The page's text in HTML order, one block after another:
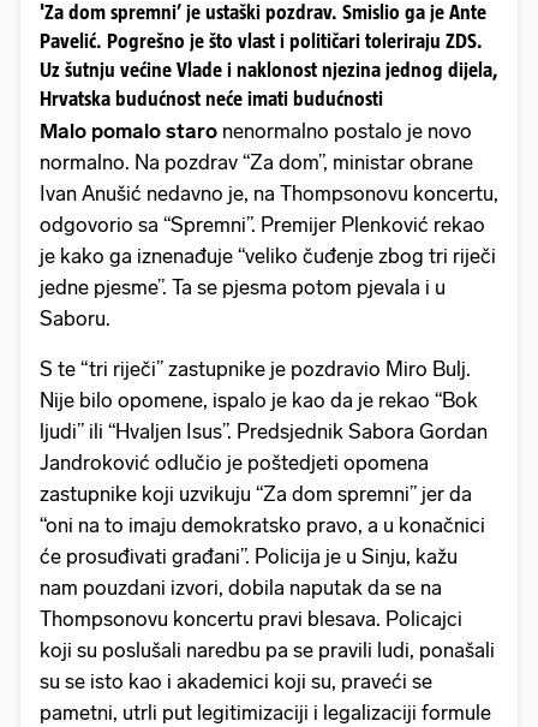
'Za dom spremni’ je ustaški pozdrav. Smislio ga je Ante
Pavelić. Pogrešno je što vlast i političari toleriraju ZDS.
Uz šutnju većine Vlade i naklonost njezina jednog dijela,
Hrvatska budućnost neće imati budućnosti
Malo pomalo staro nenormalno postalo je novo
normalno. Na pozdrav “Za dom”, ministar obrane
Ivan Anušić nedavno je, na Thompsonovu koncertu,
odgovorio sa “Spremni”. Premijer Plenković rekao
je kako ga iznenađuje “veliko čuđenje zbog tri riječi
jedne pjesme”. Ta se pjesma potom pjevala i u
Saboru.
S te “tri riječi” zastupnike je pozdravio Miro Bulj.
Nije bilo opomene, ispalo je kao da je rekao “Bok
ljudi” ili “Hvaljen Isus”. Predsjednik Sabora Gordan
Jandroković odlučio je poštedjeti opomena
zastupnike koji uzvikuju “Za dom spremni” jer da
“oni na to imaju demokratsko pravo, a u konačnici
će prosuđivati građani”. Policija je u Sinju, kažu
nam pouzdani izvori, dobila naputak da se na
Thompsonovu koncertu pravi blesava. Policajci
koji su poslušali naredbu pa se pravili ludi, ponašali
su se isto kao i akademici koji su, praveći se
pametni, utrli put legitimizaciji i legalizaciji formule